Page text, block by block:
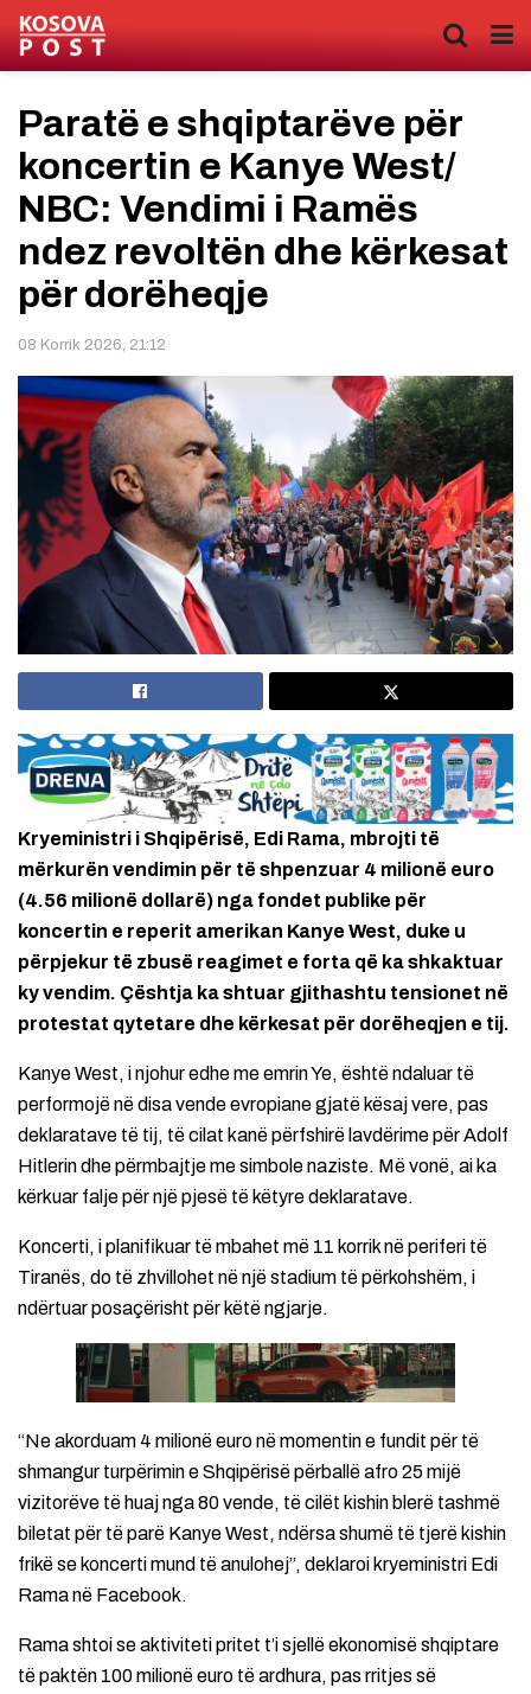
Paratë e shqiptarëve për
koncertin e Kanye West/
NBC: Vendimi i Ramës
ndez revoltën dhe kërkesat
për dorëheqje
08 Korrik 2026, 21:12
Kryeministri i Shqipërisë, Edi Rama, mbrojti të
mërkurën vendimin për të shpenzuar 4 milionë euro
(4.56 milionë dollarë) nga fondet publike për
koncertin e reperit amerikan Kanye West, duke u
përpjekur të zbusë reagimet e forta që ka shkaktuar
ky vendim. Çështja ka shtuar gjithashtu tensionet në
protestat qytetare dhe kërkesat për dorëheqjen e tij.
Kanye West, i njohur edhe me emrin Ye, është ndaluar të
performojë në disa vende evropiane gjatë kësaj vere, pas
deklaratave të tij, të cilat kanë përfshirë lavdërime për Adolf
Hitlerin dhe përmbajtje me simbole naziste. Më vonë, ai ka
kërkuar falje për një pjesë të këtyre deklaratave.
Koncerti, i planifikuar të mbahet më 11 korrik në periferi të
Tiranës, do të zhvillohet në një stadium të përkohshëm, i
ndërtuar posaçërisht për këtë ngjarje.
“Ne akorduam 4 milionë euro në momentin e fundit për të
shmangur turpërimin e Shqipërisë përballë afro 25 mijë
vizitorëve të huaj nga 80 vende, të cilët kishin blerë tashmë
biletat për të parë Kanye West, ndërsa shumë të tjerë kishin
frikë se koncerti mund të anulohej”, deklaroi kryeministri Edi
Rama në Facebook.
Rama shtoi se aktiviteti pritet t’i sjellë ekonomisë shqiptare
të paktën 100 milionë euro të ardhura, pas rritjes së